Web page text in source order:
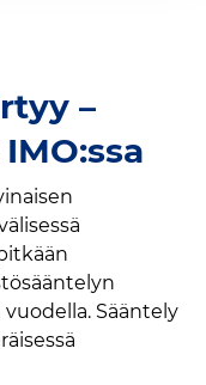
–
Sääntely